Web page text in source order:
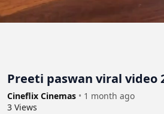
Preeti paswan viral video
Cineflix Cinemas • 1 month ago
3 Views